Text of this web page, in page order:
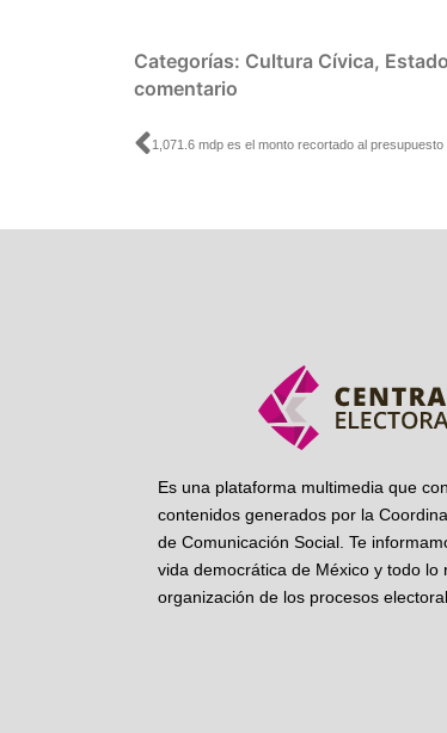
Categorías: Cultura Cívica,
comentario
Ant
1,071.6 mdp es el monto recortado al
Es una plataforma multimedia que
contenidos generados por la
de Comunicación Social. Te
vida democrática de México y todo lo
organización de los procesos